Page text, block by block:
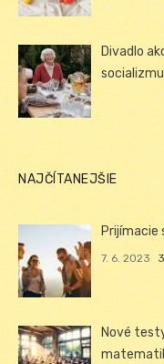
Divadlo
NAJČÍTANEJŠIE
Prijímacie
7. 6. 2023
Nové